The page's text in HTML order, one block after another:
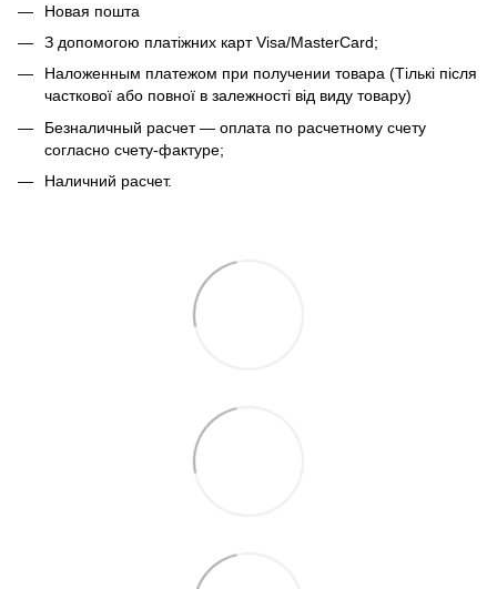
Новая пошта
З допомогою платіжних карт Visa/MasterCard;
Наложенным платежом при получении товара (Тількі після
часткової або повної в залежності від виду товару)
Безналичный расчет — оплата по расчетному счету
согласно счету-фактуре;
Наличний расчет.